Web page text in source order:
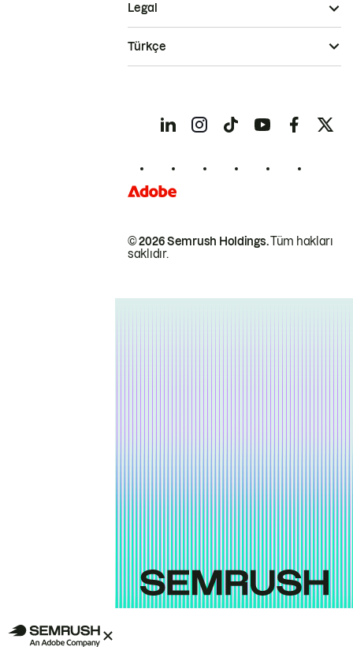
© 2026 Semrush Holdings.Tüm hakları
saklıdır.
Legal
Türkçe